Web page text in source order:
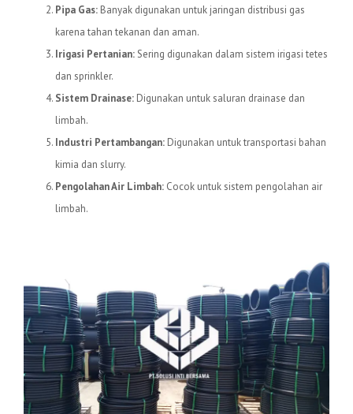
Pipa Gas: Banyak digunakan untuk jaringan distribusi gas
karena tahan tekanan dan aman.
Irigasi Pertanian:Sering digunakan dalam sistem irigasi tetes
dan sprinkler.
Sistem Drainase: Digunakan untuk saluran drainase dan
limbah.
Industri Pertambangan: Digunakan untuk transportasi bahan
kimia dan slurry.
Pengolahan Air Limbah: Cocok untuk sistem pengolahan air
limbah.